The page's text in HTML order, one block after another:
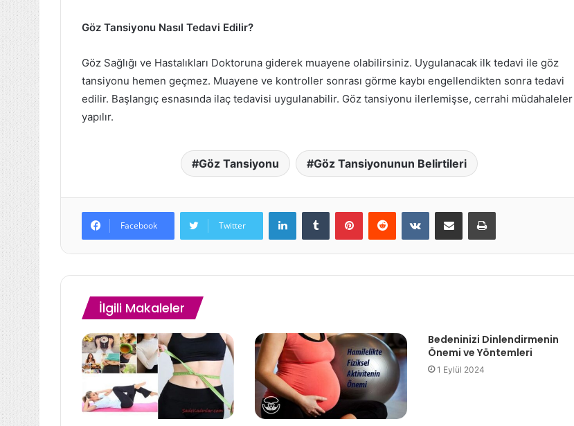
Göz Tansiyonu Nasıl Tedavi Edilir?
Göz Sağlığı ve Hastalıkları Doktoruna giderek muayene olabilirsiniz. Uygulanacak ilk tedavi ile göz
tansiyonu hemen geçmez. Muayene ve kontroller sonrası görme kaybı engellendikten sonra tedavi
edilir. Başlangıç esnasında ilaç tedavisi uygulanabilir. Göz tansiyonu ilerlemişse, cerrahi müdahaleler
yapılır.
Göz Tansiyonu Göz Tansiyonunun Belirtileri
Facebook Twitter
LinkedInTumblr PinterestReddit VKontakteE-Posta ile paylaş Yazdır
İlgili Makaleler
Bedeninizi Dinlendirmenin
Önemi ve Yöntemleri
1 Eylül 2024